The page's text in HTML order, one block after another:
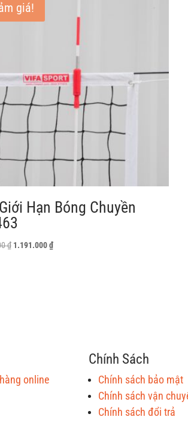
giá!
Hạn Bóng Chuyền
₫ Giá
1.191.000₫Giá
online
Chính Sách
Chính sách bảo mật
Chính sách vận
Chính sách đổi trả